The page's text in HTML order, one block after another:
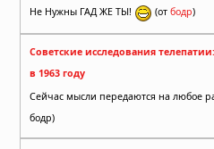
Не Нужны ГАД ЖЕ ТЫ!
(от бодр)
Советские исследования
в 1963 году
Сейчас мысли передаются на любое
бодр)